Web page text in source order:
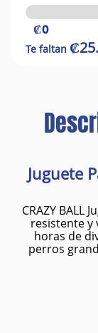
₡0
Te faltan
Juguete
CRAZY BALL
resistente y
horas de
perros